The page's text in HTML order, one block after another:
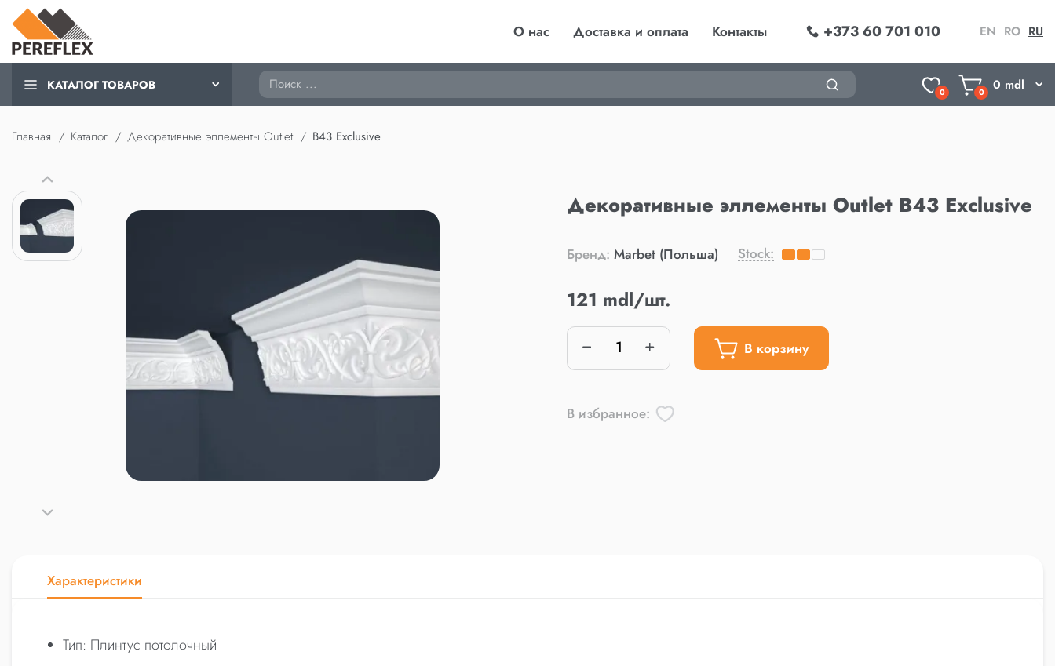
О нас Доставка и оплата Контакты +373 60 701 010 EN RO RU
КАТАЛОГ ТОВАРОВ Поиск
0 0 0 mdl
Главная Каталог Декоративные эллементы Outlet B43 Exclusive
Декоративные эллементы Outlet B43 Exclusive
Бренд: Marbet (Польша) Stock:
121 mdl/шт.
В корзину
В избранное:
Характеристики
Тип: Плинтус потолочный